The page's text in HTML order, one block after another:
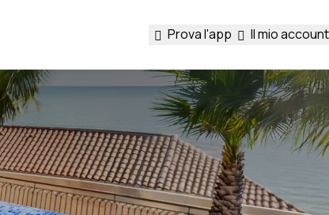
Prova l'app Il mio account